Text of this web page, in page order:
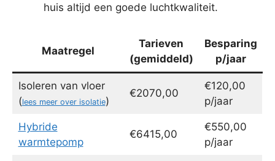
huis altijd een goede luchtkwaliteit.
Maatregel
Tarieven
(gemiddeld)
Besparing
p/jaar
Isoleren van vloer
(lees meer over isolatie)
€2070,00
€120,00
p/jaar
Hybride
warmtepomp
€6415,00
€550,00
p/jaar